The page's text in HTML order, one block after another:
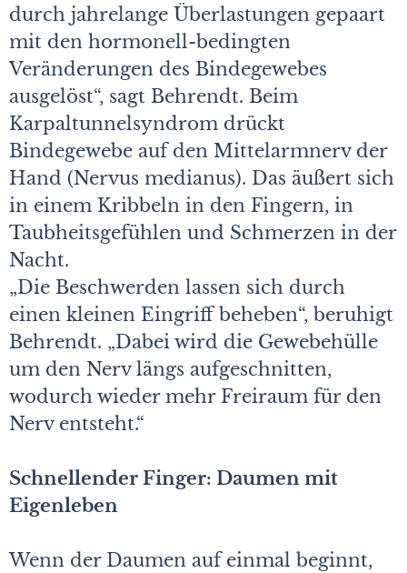
durch jahrelange Überlastungen gepaart
mit den hormonell-bedingten
Veränderungen des Bindegewebes
ausgelöst“, sagt Behrendt. Beim
Karpaltunnelsyndrom drückt
Bindegewebe auf den Mittelarmnerv der
Hand (Nervus medianus). Das äußert sich
in einem Kribbeln in den Fingern, in
Taubheitsgefühlen und Schmerzen in der
Nacht.
„Die Beschwerden lassen sich durch
einen kleinen Eingriff beheben“, beruhigt
Behrendt. „Dabei wird die Gewebehülle
um den Nerv längs aufgeschnitten,
wodurch wieder mehr Freiraum für den
Nerv entsteht.“
Schnellender Finger: Daumen mit
Eigenleben
Wenn der Daumen auf einmal beginnt,